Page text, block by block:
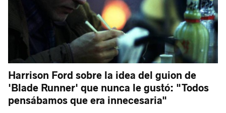
Harrison Ford sobre la idea del guion de
'Blade Runner' que nunca le gustó: "Todos
pensábamos que era innecesaria"